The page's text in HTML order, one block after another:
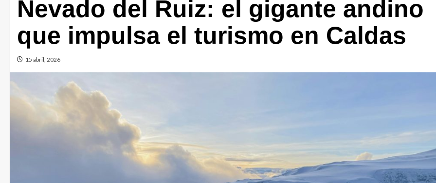
Nevado del Ruiz: el gigante andino
que impulsa el turismo en Caldas
15 abril, 2026